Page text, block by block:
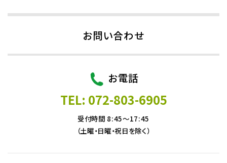
お問い合わせ
お電話
TEL: 072-803-6905
受付時間 8:45～17:45
（土曜・日曜・祝日を除く）